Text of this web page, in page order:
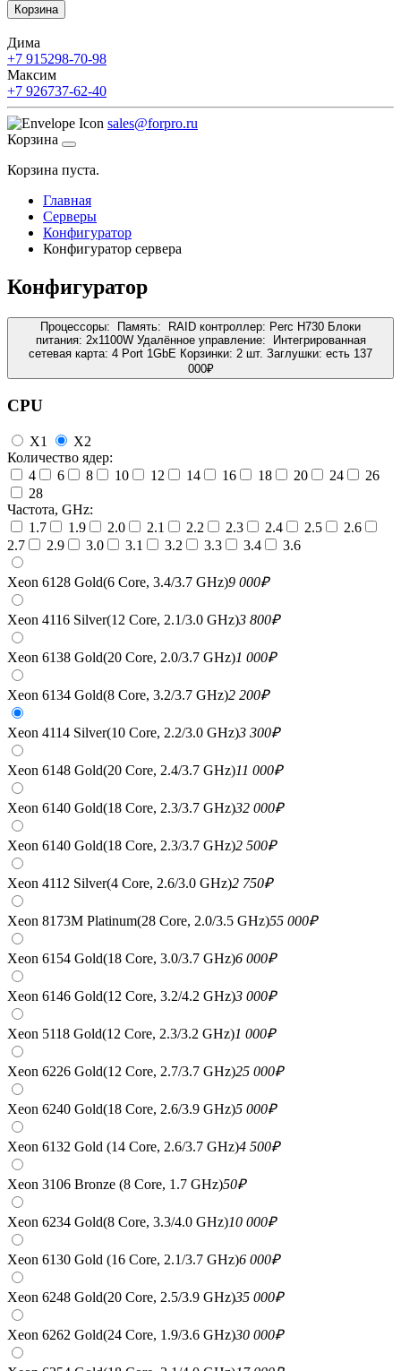
Корзина
Дима
+7 915298-70-98
Максим
+7 926737-62-40
sales@forpro.ru
Корзина
Корзина пуста.
Главная
Серверы
Конфигуратор
Конфигуратор сервера
Конфигуратор
Процессоры: Память: RAID контроллер: Perc H730 Блоки
питания: 2x1100W Удалённое управление:
Интегрированная
сетевая карта: 4 Port 1GbE Корзинки: 2 шт. Заглушки: есть 137
000₽
CPU
X1
X2
Количество ядер:
4
6 8 10 12 14 16 18 20 24
26
28
Частота, GHz:
1.7
1.9 2.0 2.1 2.2 2.3 2.4 2.5
2.6
2.7
2.9 3.0 3.1 3.2 3.3 3.4 3.6
Xeon 6128 Gold(6 Core, 3.4/3.7 GHz)9 000₽
Xeon 4116 Silver(12 Core, 2.1/3.0 GHz)3 800₽
Xeon 6138 Gold(20 Core, 2.0/3.7 GHz)1 000₽
Xeon 6134 Gold(8 Core, 3.2/3.7 GHz)2 200₽
Xeon 4114 Silver(10 Core, 2.2/3.0 GHz)3 300₽
Xeon 6148 Gold(20 Core, 2.4/3.7 GHz)11 000₽
Xeon 6140 Gold(18 Core, 2.3/3.7 GHz)32 000₽
Xeon 6140 Gold(18 Core, 2.3/3.7 GHz)2 500₽
Xeon 4112 Silver(4 Core, 2.6/3.0 GHz)2 750₽
Xeon 8173M Platinum(28 Core, 2.0/3.5 GHz)55 000₽
Xeon 6154 Gold(18 Core, 3.0/3.7 GHz)6 000₽
Xeon 6146 Gold(12 Core, 3.2/4.2 GHz)3 000₽
Xeon 5118 Gold(12 Core, 2.3/3.2 GHz)1 000₽
Xeon 6226 Gold(12 Core, 2.7/3.7 GHz)25 000₽
Xeon 6240 Gold(18 Core, 2.6/3.9 GHz)5 000₽
Xeon 6132 Gold (14 Core, 2.6/3.7 GHz)4 500₽
Xeon 3106 Bronze (8 Core, 1.7 GHz)50₽
Xeon 6234 Gold(8 Core, 3.3/4.0 GHz)10 000₽
Xeon 6130 Gold (16 Core, 2.1/3.7 GHz)6 000₽
Xeon 6248 Gold(20 Core, 2.5/3.9 GHz)35 000₽
Xeon 6262 Gold(24 Core, 1.9/3.6 GHz)30 000₽